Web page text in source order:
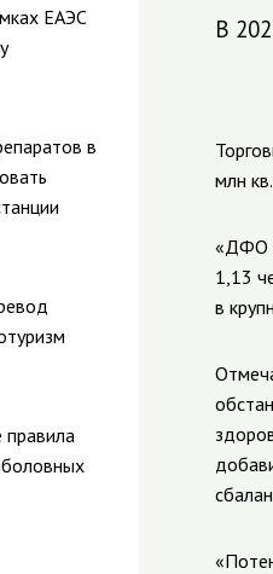
ЕАЭС
в
правила
В
млн
«ДФО
1,13
в